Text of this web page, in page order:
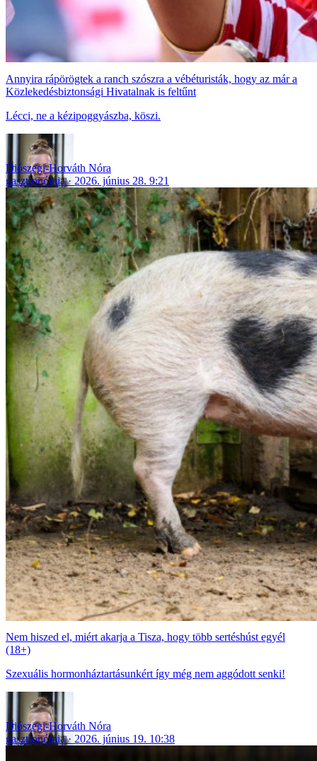
Annyira rápörögtek a ranch szószra a vébéturisták, hogy az már a
Közlekedésbiztonsági Hivatalnak is feltűnt
Lécci, ne a kézipoggyászba, köszi.
Diószegi-Horváth Nóra
gasztronómia
2026. június 28. 9:21
Nem hiszed el, miért akarja a Tisza, hogy több sertéshúst egyél
(18+)
Szexuális hormonháztartásunkért így még nem aggódott senki!
Diószegi-Horváth Nóra
gasztronómia
2026. június 19. 10:38